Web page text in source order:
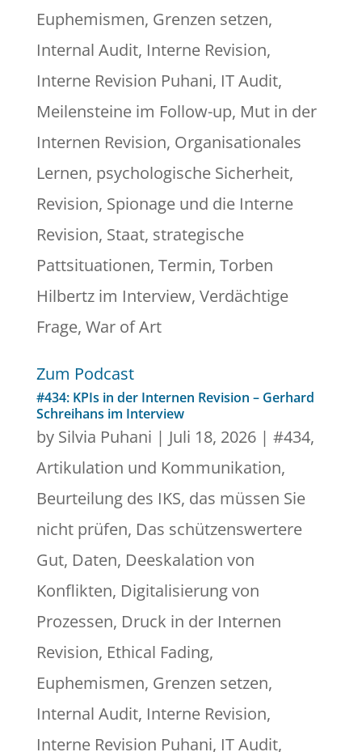
Euphemismen, Grenzen setzen,
Internal Audit, Interne Revision,
Interne Revision Puhani, IT Audit,
Meilensteine im Follow-up, Mut in der
Internen Revision, Organisationales
Lernen, psychologische Sicherheit,
Revision, Spionage und die Interne
Revision, Staat, strategische
Pattsituationen, Termin, Torben
Hilbertz im Interview, Verdächtige
Frage, War of Art
Zum Podcast
#434: KPIs in der Internen Revision – Gerhard
Schreihans im Interview
by Silvia Puhani | Juli 18, 2026| #434,
Artikulation und Kommunikation,
Beurteilung des IKS, das müssen Sie
nicht prüfen, Das schützenswertere
Gut, Daten, Deeskalation von
Konflikten, Digitalisierung von
Prozessen, Druck in der Internen
Revision, Ethical Fading,
Euphemismen, Grenzen setzen,
Internal Audit, Interne Revision,
Interne Revision Puhani, IT Audit,